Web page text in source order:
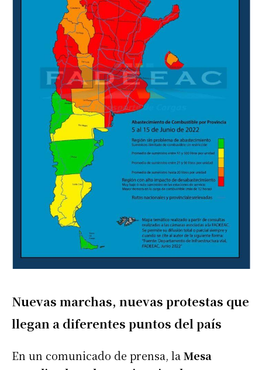
Nuevas marchas, nuevas protestas que
llegan a diferentes puntos del país
En un comunicado de prensa, la Mesa